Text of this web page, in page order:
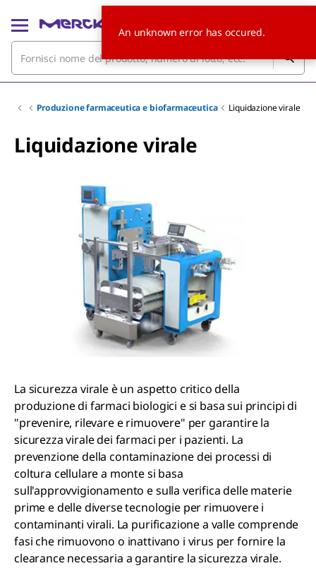
Produzione farmaceutica e biofarmaceutica Liquidazione virale
Liquidazione virale
La sicurezza virale è un aspetto critico della
produzione di farmaci biologici e si basa sui principi di
"prevenire, rilevare e rimuovere" per garantire la
sicurezza virale dei farmaci per i pazienti. La
prevenzione della contaminazione dei processi di
coltura cellulare a monte si basa
sull'approvvigionamento e sulla verifica delle materie
prime e delle diverse tecnologie per rimuovere i
contaminanti virali. La purificazione a valle comprende
fasi che rimuovono o inattivano i virus per fornire la
clearance necessaria a garantire la sicurezza virale.
An unknown error has occured.